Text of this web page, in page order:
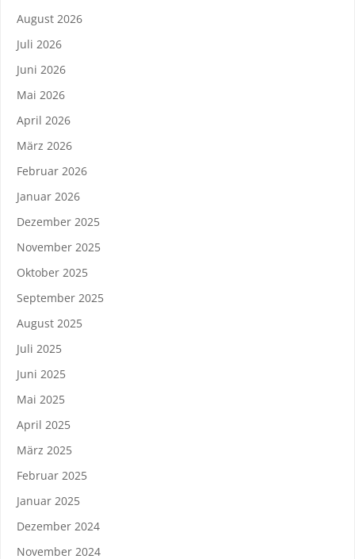
August 2026
Juli 2026
Juni 2026
Mai 2026
April 2026
März 2026
Februar 2026
Januar 2026
Dezember 2025
November 2025
Oktober 2025
September 2025
August 2025
Juli 2025
Juni 2025
Mai 2025
April 2025
März 2025
Februar 2025
Januar 2025
Dezember 2024
November 2024